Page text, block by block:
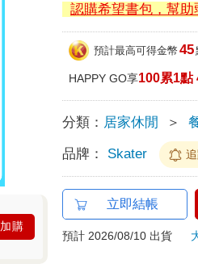
加購
認購希望書包，幫助
預計最高可得金幣 45
HAPPY GO享100累1點
分類： 居家休閒 ＞
品牌： Skater
立即結帳
預計 2026/08/10 出貨